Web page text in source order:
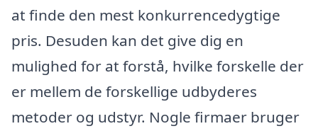
at finde den mest konkurrencedygtige
pris. Desuden kan det give dig en
mulighed for at forstå, hvilke forskelle der
er mellem de forskellige udbyderes
metoder og udstyr. Nogle firmaer bruger